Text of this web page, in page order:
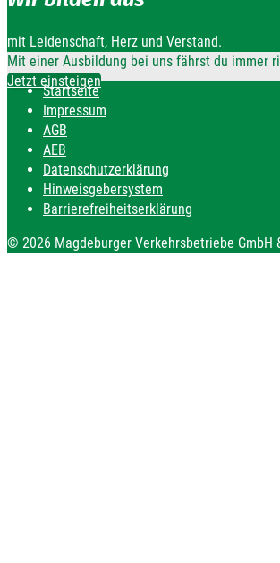
mit Leidenschaft, Herz und Verstand.
Mit einer Ausbildung bei uns fährst du immer
Jetzt einsteigen
Startseite
Impressum
AGB
AEB
Datenschutzerklärung
Hinweisgebersystem
Barrierefreiheitserklärung
© 2026 Magdeburger Verkehrsbetriebe GmbH